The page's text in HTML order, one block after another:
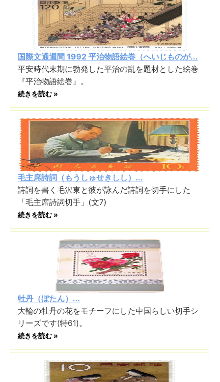
国際文通週間 1992 平治物語絵巻（へいじものが...
平安時代末期に勃発した平治の乱を題材とした絵巻
『平治物語絵巻』。
続きを読む »
毛主席詩詞（もうしゅせきしし）...
詩詞を書く毛沢東と彼が詠んだ詩詞を切手にした
「毛主席詩詞切手」(文7)
続きを読む »
牡丹（ぼたん）...
大輪の牡丹の花をモチーフにした中国らしい切手シ
リーズです(特61)。
続きを読む »